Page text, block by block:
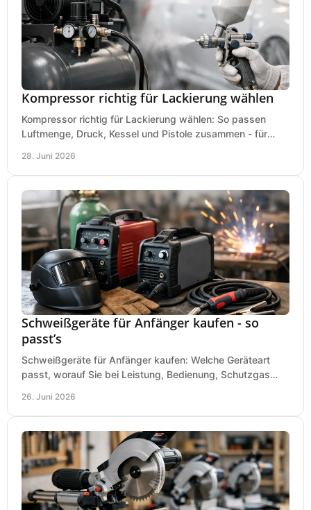
Kompressor richtig für Lackierung wählen
Kompressor richtig für Lackierung wählen: So passen
Luftmenge, Druck, Kessel und Pistole zusammen - für
28. Juni 2026
Schweißgeräte für Anfänger kaufen - so
passt’s
Schweißgeräte für Anfänger kaufen: Welche Geräteart
passt, worauf Sie bei Leistung, Bedienung, Schutzgas
26. Juni 2026